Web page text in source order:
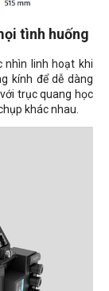
tình huống
nhìn linh hoạt khi
kính để dễ dàng
trục quang học
khác nhau.